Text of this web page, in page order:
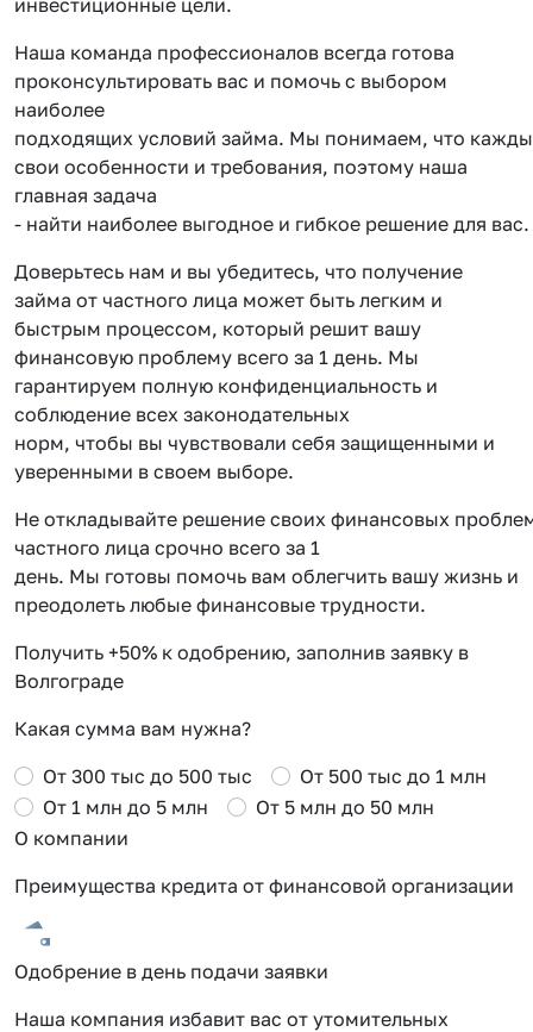
Наша команда профессионалов всегда готова
проконсультировать вас и помочь с выбором
наиболее
подходящих условий займа. Мы понимаем, что
свои особенности и требования, поэтому наша
главная задача
- найти наиболее выгодное и гибкое решение для вас.
Доверьтесь нам и вы убедитесь, что получение
займа от частного лица может быть легким и
быстрым процессом, который решит вашу
финансовую проблему всего за 1 день. Мы
гарантируем полную конфиденциальность и
соблюдение всех законодательных
норм, чтобы вы чувствовали себя защищенными и
уверенными в своем выборе.
Не откладывайте решение своих финансовых
частного лица срочно всего за 1
день. Мы готовы помочь вам облегчить вашу жизнь и
преодолеть любые финансовые трудности.
Получить +50% к одобрению, заполнив заявку в
Волгограде
Какая сумма вам нужна?
От 300 тыс до 500 тыс
От 500 тыс до 1 млн
От 1 млн до 5 млн
От 5 млн до 50 млн
О компании
Преимущества кредита от финансовой организации
Одобрение в день подачи заявки
Наша компания избавит вас от утомительных